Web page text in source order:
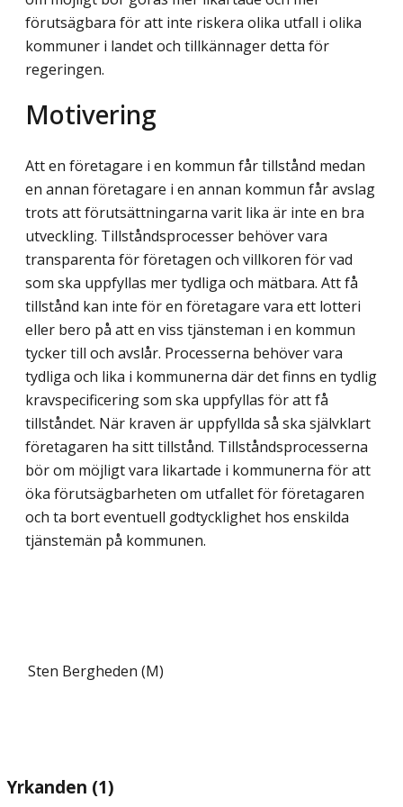
förutsägbara för att inte riskera olika utfall i olika
kommuner i landet och tillkännager detta för
regeringen.
Motivering
Att en företagare i en kommun får tillstånd medan
en annan företagare i en annan kommun får avslag
trots att förutsättningarna varit lika är inte en bra
utveckling. Till­ståndsprocesser behöver vara
transparenta för företagen och villkoren för vad
som ska uppfyllas mer tydliga och mätbara. Att få
tillstånd kan inte för en företagare vara ett lotteri
eller bero på att en viss tjänsteman i en kommun
tycker till och avslår. Processerna behöver vara
tydliga och lika i kommunerna där det finns en tydlig
kravspecificering som ska uppfyllas för att få
tillståndet. När kraven är uppfyllda så ska självklart
före­tagaren ha sitt tillstånd. Tillståndsprocesserna
bör om möjligt vara likartade i kommun­erna för att
öka förutsägbarheten om utfallet för företagaren
och ta bort eventuell god­tycklighet hos enskilda
tjänstemän på kommunen.
Sten Bergheden (M)
Yrkanden (1)